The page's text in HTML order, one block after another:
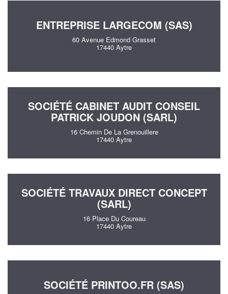
ENTREPRISE LARGECOM (SAS)
60 Avenue Edmond Grasset
17440 Aytre
SOCIÉTÉ CABINET AUDIT CONSEIL
PATRICK JOUDON (SARL)
16 Chemin De La Grenouillere
17440 Aytre
SOCIÉTÉ TRAVAUX DIRECT CONCEPT
(SARL)
16 Place Du Coureau
17440 Aytre
SOCIÉTÉ PRINTOO.FR (SAS)